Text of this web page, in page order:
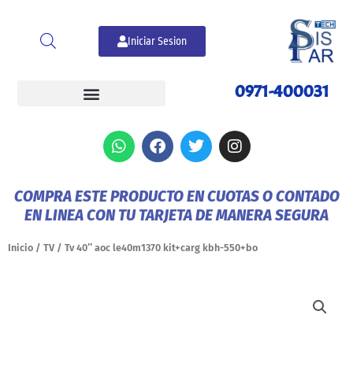
contenido
Iniciar Sesion
0971-400031
W
h
s
a
p
F
a
b
o
k
T
w
t
e
I
n
a
g
a
COMPRA ESTE PRODUCTO EN CUOTAS O CONTADO
EN LINEA CON TU TARJETA DE MANERA SEGURA
Inicio / TV / Tv 40″ aoc le40m1370 kit+carg kbh-550+bo